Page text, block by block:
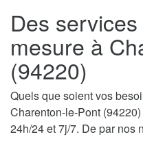
Des
mesure à
(94220)
Quels que soient vos
Charenton-le-Pont
24h/24 et 7j/7. De par nos